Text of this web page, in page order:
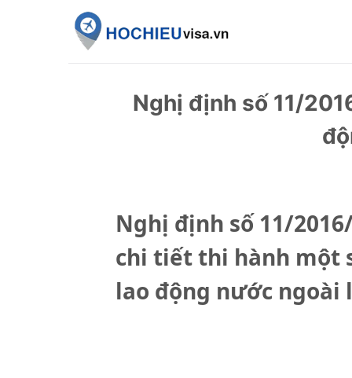
Nghị định số 11/
Nghị định số 11/
chi tiết thi hành một
lao động nước ngoài